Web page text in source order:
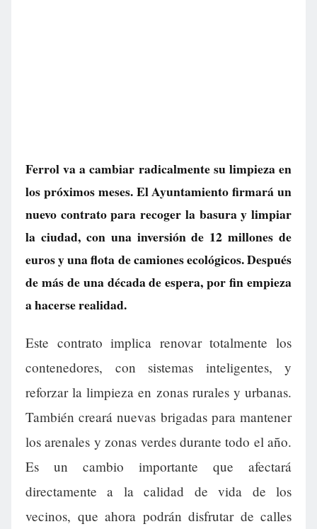
Ferrol va a cambiar radicalmente su limpieza en
los próximos meses. El Ayuntamiento firmará un
nuevo contrato para recoger la basura y limpiar
la ciudad, con una inversión de 12 millones de
euros y una flota de camiones ecológicos. Después
de más de una década de espera, por fin empieza
a hacerse realidad.
Este contrato implica renovar totalmente los
contenedores, con sistemas inteligentes, y
reforzar la limpieza en zonas rurales y urbanas.
También creará nuevas brigadas para mantener
los arenales y zonas verdes durante todo el año.
Es un cambio importante que afectará
directamente a la calidad de vida de los
vecinos, que ahora podrán disfrutar de calles